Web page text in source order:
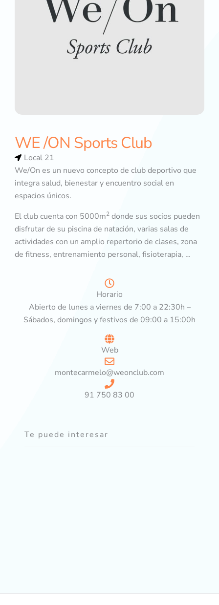
WE /ON Sports Club
Local 21
We/On es un nuevo concepto de club deportivo que
integra salud, bienestar y encuentro socialen
espacios únicos.
El club cuenta con 5000m2 donde sus socios pueden
disfrutar de su piscina de natación, varias salas de
actividades con un amplio repertorio de clases, zona
de fitness, entrenamiento personal, fisioterapia, …
Horario
Abierto de lunes a viernes de 7:00 a 22:30h –
Sábados, domingos y festivos de 09:00 a 15:00h
Web
montecarmelo@weonclub.com
91 750 83 00
Te puede interesar